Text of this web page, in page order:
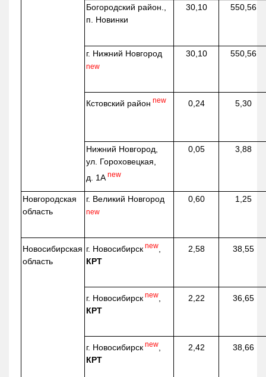
Богородский район.,
п. Новинки
30,10 550,56
г. Нижний Новгород
new
30,10 550,56
Кстовский район new 0,24 5,30
Нижний Новгород,
ул. Гороховецкая,
д. 1А new
0,05 3,88
Новгородская
область
г. Великий Новгород
new
0,60 1,25
Новосибирская
область
г. Новосибирск new
КРТ
2,58 38,55
г. Новосибирск new
КРТ
2,22 36,65
г. Новосибирск new
КРТ
2,42 38,66